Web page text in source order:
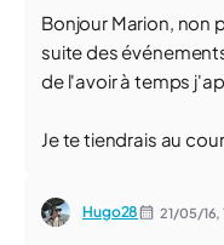
Bonjour Marion, non
suite des
de l'avoir à temps
Je te tiendrais au
Hugo28 21/05/16,